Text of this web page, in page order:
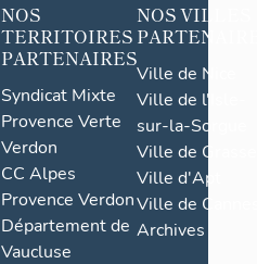
NOS
TERRITOIRES
PARTENAIRES
Syndicat Mixte
Provence Verte
Verdon
CC Alpes
Provence Verdon
Département de
Vaucluse
NOS VILLES
Ville de Nice
Ville de l'Isle-
sur-la-Sorgue
Ville de Grasse
Ville d'Apt
Ville de
Archives